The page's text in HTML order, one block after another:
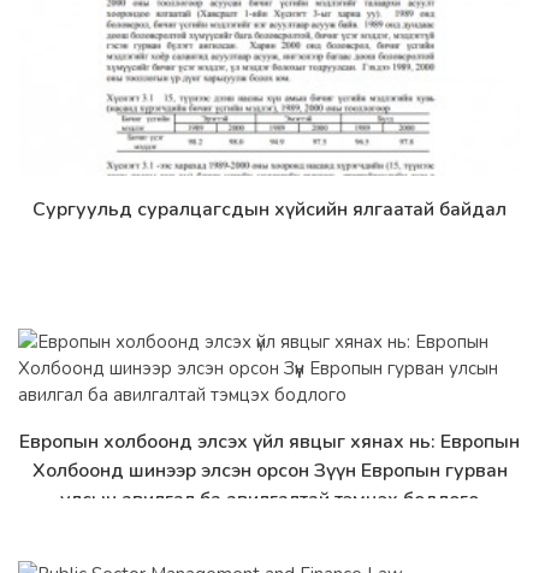
Дэлгэрэнгүй
Сургуульд суралцагсдын хүйсийн ялгаатай байдал
Дэлгэрэнгүй
Европын холбоонд элсэх үйл явцыг хянах нь: Европын
Холбоонд шинээр элсэн орсон Зүүн Европын гурван
улсын авилгал ба авилгалтай тэмцэх бодлого